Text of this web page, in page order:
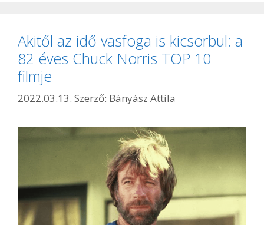
Akitől az idő vasfoga is kicsorbul: a
82 éves Chuck Norris TOP 10
filmje
2022.03.13. Szerző: Bányász Attila